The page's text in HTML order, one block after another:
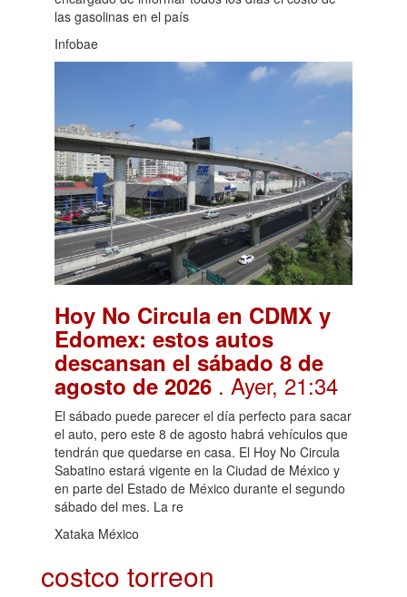
las gasolinas en el país
Infobae
Hoy No Circula en CDMX y
Edomex: estos autos
descansan el sábado 8 de
agosto de 2026 . Ayer, 21:34
El sábado puede parecer el día perfecto para sacar
el auto, pero este 8 de agosto habrá vehículos que
tendrán que quedarse en casa. El Hoy No Circula
Sabatino estará vigente en la Ciudad de México y
en parte del Estado de México durante el segundo
sábado del mes. La re
Xataka México
costco torreon